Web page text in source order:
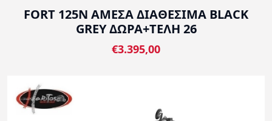
FORT 125N ΑΜΕΣΑ ΔΙΑΘΕΣΙΜΑ BLACK
GREY ΔΩΡΑ+ΤΕΛΗ 26
€3.395,00